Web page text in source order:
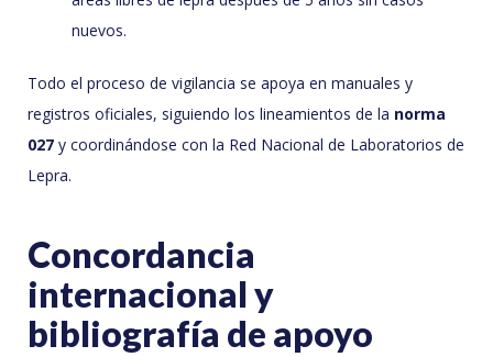
nuevos.
Todo el proceso de vigilancia se apoya en manuales y
registros oficiales, siguiendo los lineamientos de la norma
027 y coordinándose con la Red Nacional de Laboratorios de
Lepra.
Concordancia
internacional y
bibliografía de apoyo